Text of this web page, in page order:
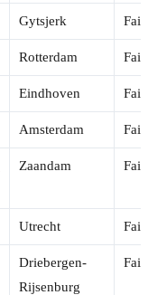
Gytsjerk
Rotterdam
Eindhoven
Amsterdam
Zaandam
Utrecht
Driebergen-
Rijsenburg